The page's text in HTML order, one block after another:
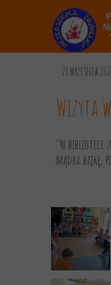
21 września
Wizyta
"W bibliotece
mądra bajkę,